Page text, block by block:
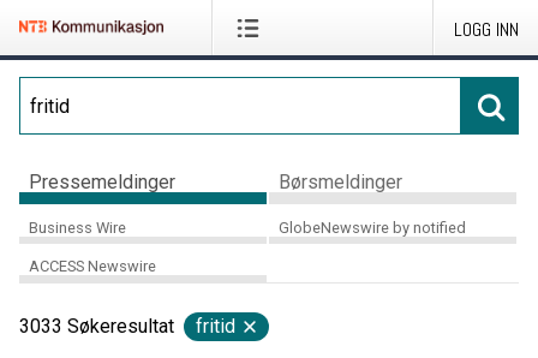
LOGG INN
Pressemeldinger Børsmeldinger
Business Wire GlobeNewswire by notified
ACCESS Newswire
3033 Søkeresultat fritid